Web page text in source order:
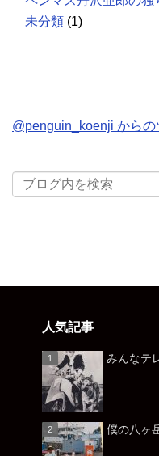
未分類 (1)
@penguin_koenji からの
人気記事
みんな
僕の八ヶ